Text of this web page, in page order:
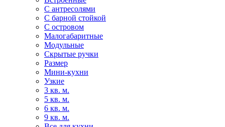
С антресолями
С барной стойкой
С островом
Малогабаритные
Модульные
Скрытые ручки
Размер
Мини-кухни
Узкие
3 кв. м.
5 кв. м.
6 кв. м.
9 кв. м.